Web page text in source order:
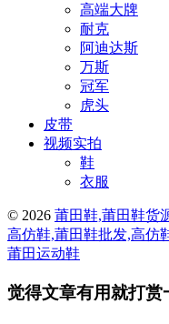
高端大牌
耐克
阿迪达斯
万斯
冠军
虎头
皮带
视频实拍
鞋
衣服
© 2026 莆田鞋,莆田鞋货
高仿鞋,莆田鞋批发,高仿
莆田运动鞋
觉得文章有用就打赏